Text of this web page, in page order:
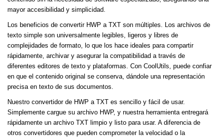
mayor accesibilidad y simplicidad.
Los beneficios de convertir HWP a TXT son múltiples. Los archivos de
texto simple son universalmente legibles, ligeros y libres de
complejidades de formato, lo que los hace ideales para compartir
rápidamente, archivar y asegurar la compatibilidad a través de
diferentes editores de texto y plataformas. Con CoolUtils, puede confiar
en que el contenido original se conserva, dándole una representación
precisa en texto de sus documentos.
Nuestro convertidor de HWP a TXT es sencillo y fácil de usar.
Simplemente cargue su archivo HWP, y nuestra herramienta entregará
rápidamente un archivo TXT limpio y listo para usar. A diferencia de
otros convertidores que pueden comprometer la velocidad o la